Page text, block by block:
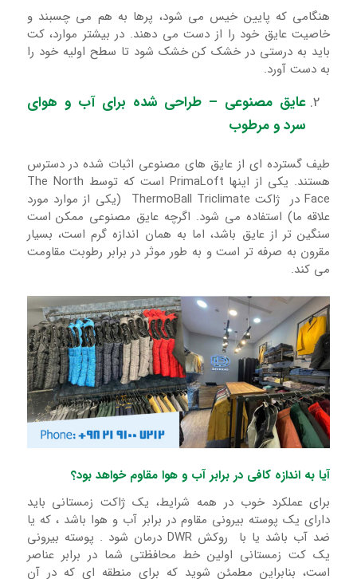
هنگامی که پایین خیس می شود، پرها به هم می چسبند و
خاصیت عایق خود را از دست می دهند. در بیشتر موارد، کت
باید به درستی در خشک کن خشک شود تا سطح اولیه خود را
به دست آورد.
عایق مصنوعی – طراحی شده برای آب و هوای
سرد و مرطوب
طیف گسترده ای از عایق های مصنوعی اثبات شده در دسترس
هستند. یکی از اینها PrimaLoft است که توسط The North
Face در ژاکت ThermoBall Triclimate (یکی از موارد مورد
علاقه ما) استفاده می شود. اگرچه عایق مصنوعی ممکن است
سنگین تر از عایق باشد، اما به همان اندازه گرم است، بسیار
مقرون به صرفه تر است و به طور موثر در برابر رطوبت مقاومت
می کند.
آیا به اندازه کافی در برابر آب و هوا مقاوم خواهد بود؟
برای عملکرد خوب در همه شرایط، یک ژاکت زمستانی باید
دارای یک پوسته بیرونی مقاوم در برابر آب و هوا باشد ، که یا
ضد آب باشد یا با روکش DWR درمان شود . پوسته بیرونی
یک کت زمستانی اولین خط محافظتی شما در برابر عناصر
است، بنابراین مطمئن شوید که برای منطقه ای که در آن